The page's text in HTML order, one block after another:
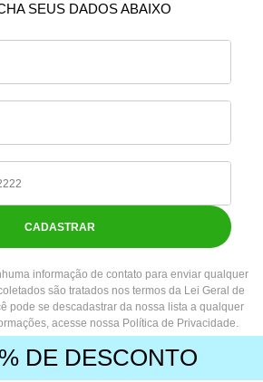
SEUS DADOS ABAIXO
CADASTRAR
informação de contato para enviar qualquer
são tratados nos termos da Lei Geral de
pode se descadastrar da nossa lista a qualquer
acesse nossa Política de Privacidade.
DE DESCONTO